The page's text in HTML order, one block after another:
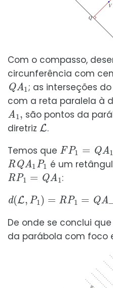
Com o compasso,
circunferência com
QA1
; as interseções
com a reta paralela à
A1,
são pontos da
diretriz
L
.
Temos que
FP1 A1
RQA1P1
é um
RP1=Q A1
:
d( L P1 )= P1 =Q 1 =
De onde se conclui
da parábola com foco